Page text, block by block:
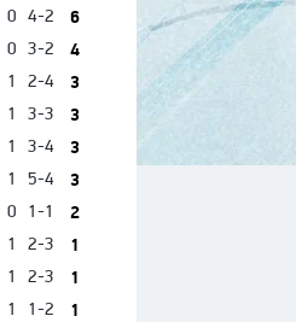
0 4-2 6
0 3-2 4
1 2-4 3
1 3-3 3
1 3-4 3
1 5-4 3
0 1-1 2
1 2-3 1
1 2-3 1
1 1-2 1